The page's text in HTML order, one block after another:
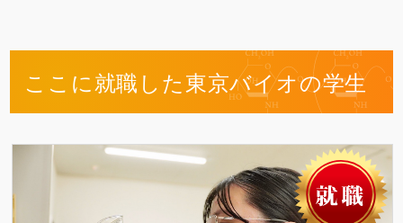
ここに就職した東京バイオの学生